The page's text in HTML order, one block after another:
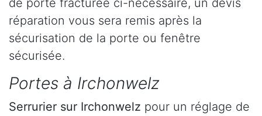
de porte fracturée ci-nécessaire, un devis
réparation vous sera remis après la
sécurisation de la porte ou fenêtre
sécurisée.
Portes à Irchonwelz
Serrurier sur Irchonwelz pour un réglage de